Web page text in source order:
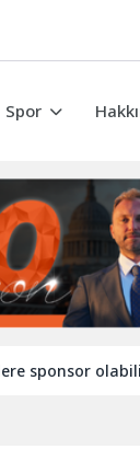
Spor
olabiliyor